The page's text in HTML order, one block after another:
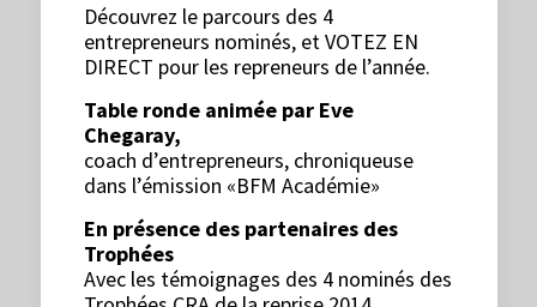
Découvrez le parcours des 4
entrepreneurs nominés, et VOTEZ EN
DIRECT pour les repreneurs de l’année.
Table ronde animée par Eve
Chegaray,
coach d’entrepreneurs, chroniqueuse
dans l’émission «BFM Académie»
En présence des partenaires des
Trophées
Avec les témoignages des 4 nominés des